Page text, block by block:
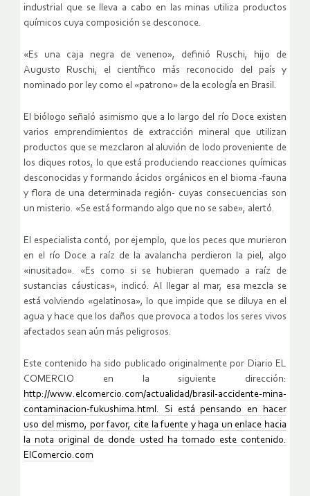
industrial que se lleva a cabo en las minas utiliza productos
químicos cuya composición se desconoce.
«Es una caja negra de veneno», definió Ruschi, hijo de
Augusto Ruschi, el científico más reconocido del país y
nominado por ley como el «patrono» de la ecología en Brasil.
El biólogo señaló asimismo que a lo largo del río Doce existen
varios emprendimientos de extracción mineral que utilizan
productos que se mezclaron al aluvión de lodo proveniente de
los diques rotos, lo que está produciendo reacciones químicas
desconocidas y formando ácidos orgánicos en el bioma -fauna
y flora de una determinada región- cuyas consecuencias son
un misterio. «Se está formando algo que no se sabe», alertó.
El especialista contó, por ejemplo, que los peces que murieron
en el río Doce a raíz de la avalancha perdieron la piel, algo
«inusitado». «Es como si se hubieran quemado a raíz de
sustancias cáusticas», indicó. Al llegar al mar, esa mezcla se
está volviendo «gelatinosa», lo que impide que se diluya en el
agua y hace que los daños que provoca a todos los seres vivos
afectados sean aún más peligrosos.
Este contenido ha sido publicado originalmente por Diario EL
COMERCIO en la siguiente dirección:
http://www.elcomercio.com/actualidad/brasil-accidente-mina-
contaminacion-fukushima.html. Si está pensando en hacer
uso del mismo, por favor, cite la fuente y haga un enlace hacia
la nota original de donde usted ha tomado este contenido.
ElComercio.com